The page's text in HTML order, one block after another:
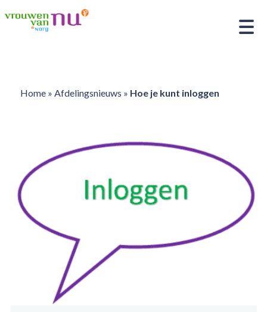
Home» Afdelingsnieuws » Hoe je kunt inloggen